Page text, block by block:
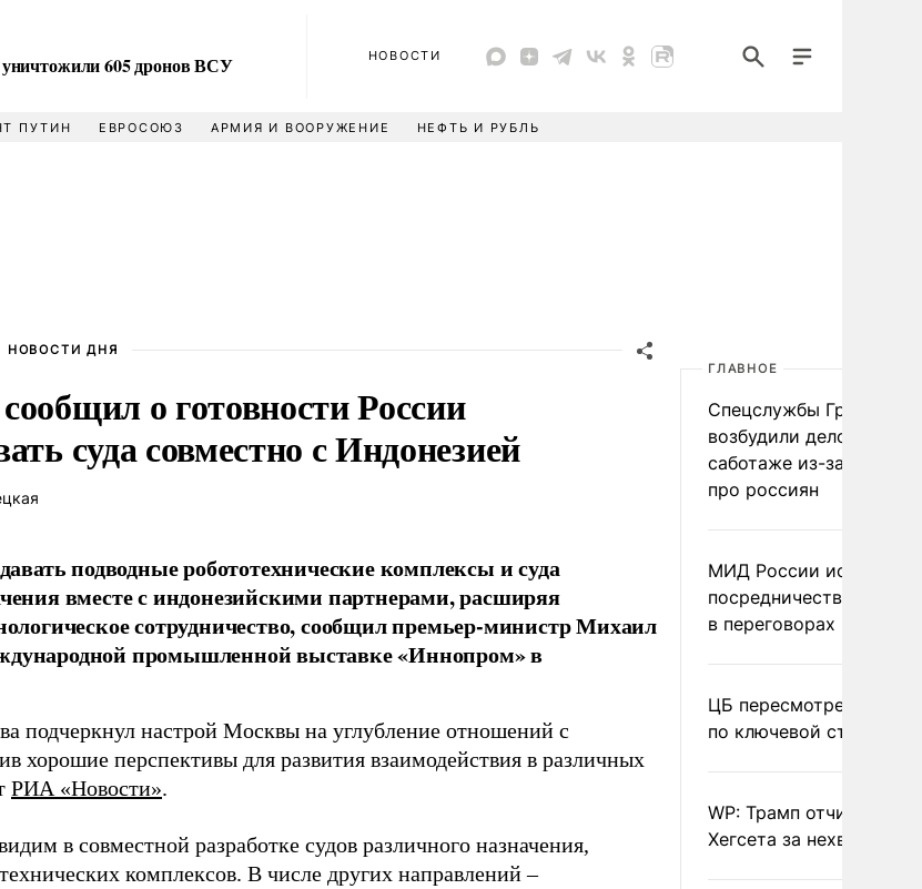
уничтожили 605 дронов ВСУ НОВОСТИ
ПУТИН ЕВРОСОЮЗ АРМИЯ И ВООРУЖЕНИЕ НЕФТЬ И РУБЛЬ
НОВОСТИ ДНЯ
о готовности России
суда совместно с Индонезией
подводные робототехнические комплексы и суда
вместе с индонезийскими партнерами, расширяя
сотрудничество, сообщил премьер-министр Михаил
промышленной выставке «Иннопром» в
подчеркнул настрой Москвы на углубление отношений с
хорошие перспективы для развития взаимодействия в различных
РИА «Новости».
в совместной разработке судов различного назначения,
комплексов. В числе других направлений –
ГЛАВНОЕ
Спецслужбы Грузии
возбудили дело о
саботаже из-за фейков
про россиян
МИД России исключил
посредничество
в переговорах по
ЦБ пересмотрел
по ключевой ставке
WP: Трамп отчитал
Хегсета за нехватку